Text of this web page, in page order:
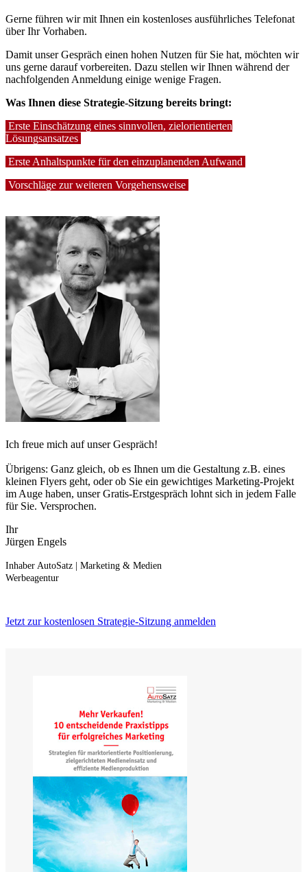
Gerne führen wir mit Ihnen ein kostenloses ausführliches Telefonat
über Ihr Vorhaben.
Damit unser Gespräch einen hohen Nutzen für Sie hat, möchten wir
uns gerne darauf vorbereiten. Dazu stellen wir Ihnen während der
nachfolgenden Anmeldung einige wenige Fragen.
Was Ihnen diese Strategie-Sitzung bereits bringt:
Erste Einschätzung eines sinnvollen, zielorientierten
Lösungsansatzes
Erste Anhaltspunkte für den einzuplanenden Aufwand
Vorschläge zur weiteren Vorgehensweise
Ich freue mich auf unser Gespräch!
Übrigens: Ganz gleich, ob es Ihnen um die Gestaltung z.B. eines
kleinen Flyers geht, oder ob Sie ein gewichtiges Marketing-Projekt
im Auge haben, unser Gratis-Erstgespräch lohnt sich in jedem Falle
für Sie. Versprochen.
Ihr
Jürgen Engels
Inhaber AutoSatz | Marketing & Medien
Werbeagentur
Jetzt zur kostenlosen Strategie-Sitzung anmelden